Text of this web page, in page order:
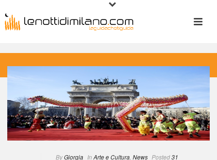
ByGiorgia In Arte e Cultura New Posted31